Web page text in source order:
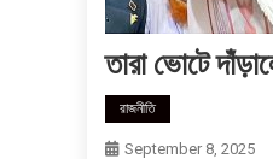
তারা ভোটে
রাজনীতি
September 8, 2025